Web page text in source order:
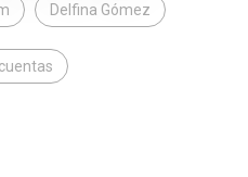
Delfina Gómez